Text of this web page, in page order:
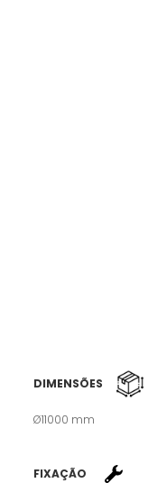
DIMENSÕES
Ø11000 mm
FIXAÇÃO